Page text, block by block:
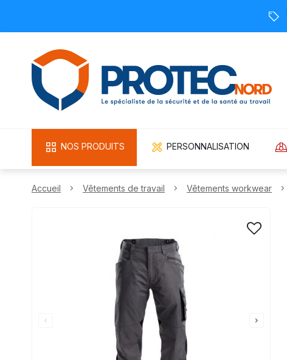
NOS PRODUITS PERSONNALISATION
Accueil Vêtements de travail Vêtements workwear